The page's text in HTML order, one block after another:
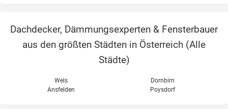
Dachdecker, Dämmungsexperten & Fensterbauer
aus den größten Städten in Österreich (Alle
Städte)
Wels
Dornbirn
Ansfelden
Poysdorf